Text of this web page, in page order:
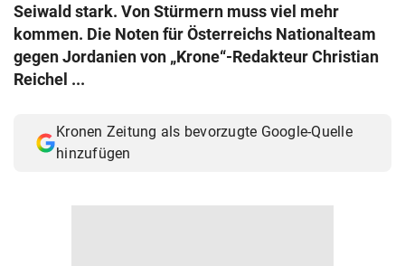
Seiwald stark. Von Stürmern muss viel mehr
kommen. Die Noten für Österreichs Nationalteam
gegen Jordanien von „Krone“-Redakteur Christian
Reichel ...
Kronen Zeitung als bevorzugte Google-Quelle
hinzufügen